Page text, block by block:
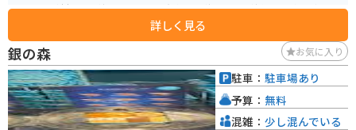
特に、豊丘村は市田柿の産地として有名で、秋には干し柿作り体験なども開
催されます。レストランでは、地元の食材を使った料理を味わうことができ
ます。 バイク置き場は、建物のすぐ横に広々としたスペースが用意されてい
るので安心です。道の駅の向かい側には、南アルプスの絶景を望むことがで
きる公園もあり、休憩に最適です。 周辺には、南アルプスの雄大な自然が広
がっており、ハイキングやトレッキングなども楽しめます。また、車で約20
分の距離には、昼神温泉や阿智村などの観光スポットもあります。
詳しく見る
銀の森 お気に入り
駐車： 駐車場あり
予算： 無料
混雑： 少し混んでいる